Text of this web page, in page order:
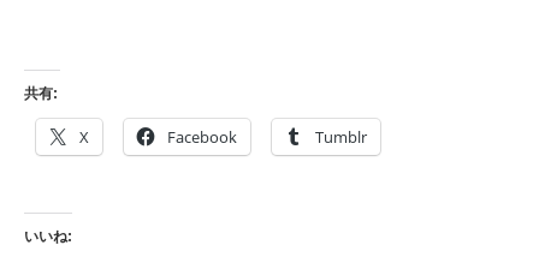
共有:
X Facebook Tumblr
いいね: